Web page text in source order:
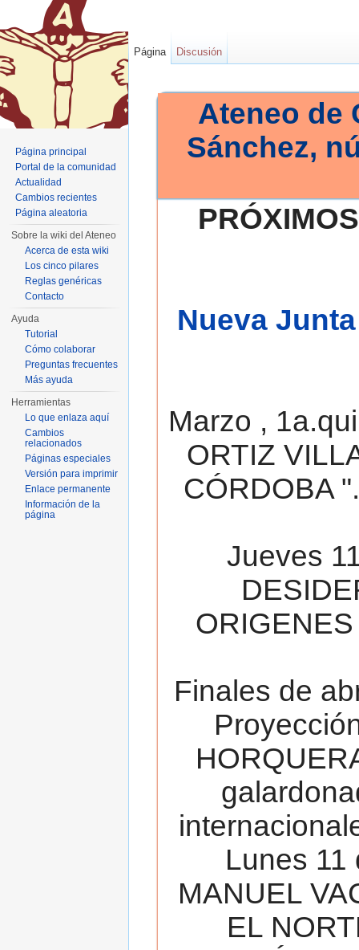
Ateneo de
Sánchez,
Nueva
Marzo ,
ORTIZ
CÓRDOBA
Jueves
Finales de
Lunes 11
MANUEL
EL
Página Discusión
Página principal
Portal de la comunidad
Actualidad
Cambios recientes
Página aleatoria
Sobre la wiki del Ateneo
Acerca de esta wiki
Los cinco pilares
Reglas genéricas
Contacto
Ayuda
Tutorial
Cómo colaborar
Preguntas frecuentes
Más ayuda
Herramientas
Lo que enlaza aquí
Cambios
relacionados
Páginas especiales
Versión para imprimir
Enlace permanente
Información de la
página